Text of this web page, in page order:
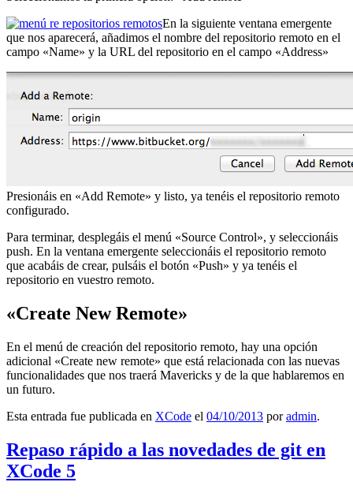
En la siguiente ventana emergente
que nos aparecerá, añadimos el nombre del repositorio remoto en el
campo «Name» y la URL del repositorio en el campo «Address»
Presionáis en «Add Remote» y listo, ya tenéis el repositorio remoto
configurado.
Para terminar, desplegáis el menú «Source Control», y seleccionáis
push. En la ventana emergente seleccionáis el repositorio remoto
que acabáis de crear, pulsáis el botón «Push» y ya tenéis el
repositorio en vuestro remoto.
«Create New Remote»
En el menú de creación del repositorio remoto, hay una opción
adicional «Create new remote» que está relacionada con las nuevas
funcionalidades que nos traerá Mavericks y de la que hablaremos en
un futuro.
Esta entrada fue publicada en XCode el 04/10/2013 poradmin.
Repaso rápido a las novedades de git en
XCode 5